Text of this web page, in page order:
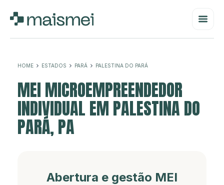
HOME ESTADOS PARÁ PALESTINA DO PARÁ
MEI MICROEMPREENDEDOR
INDIVIDUAL EM PALESTINA DO
PARÁ, PA
Abertura e gestão MEI